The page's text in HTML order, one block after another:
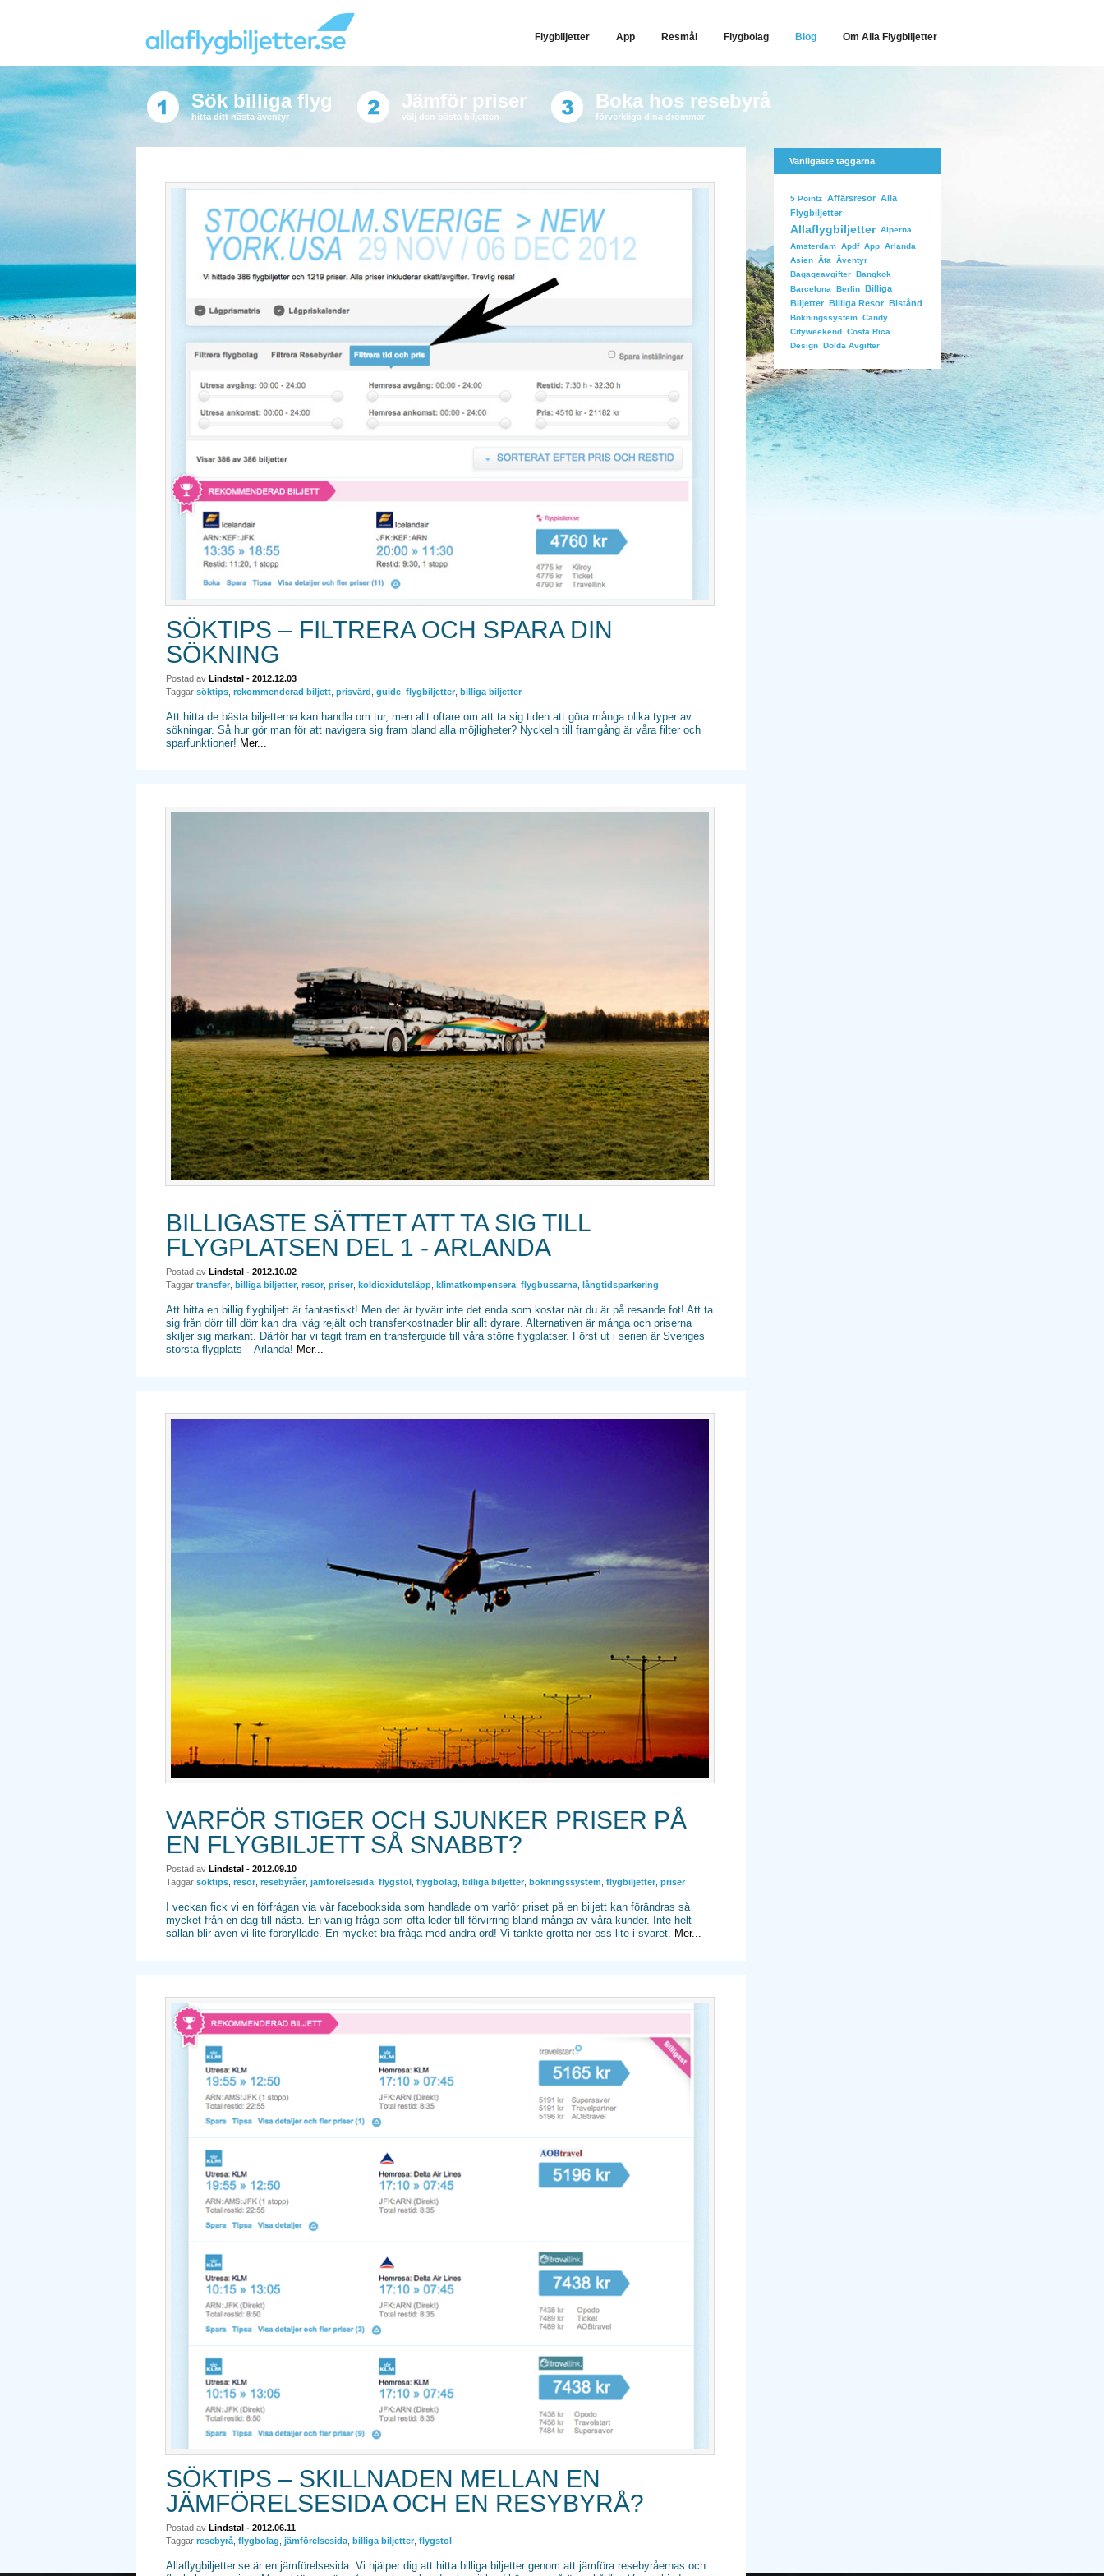
Flygbiljetter App Resmål Flygbolag Blog Om Alla Flygbiljetter
Sök billiga flyg
hitta ditt nästa äventyr
Jämför priser
välj den bästa biljetten
Boka hos resebyrå
förverkliga dina drömmar
SÖKTIPS – FILTRERA OCH SPARA DIN
SÖKNING
Postad av Lindstal - 2012.12.03
Taggar söktips,rekommenderad biljett,prisvärd ,guide,flygbiljetter, billiga biljetter
Att hitta de bästa biljetterna kan handla om tur, men allt oftare om att ta sig tiden att göra många olika typer av
sökningar. Så hur gör man för att navigera sig fram bland alla möjligheter? Nyckeln till framgång är våra filter och
sparfunktioner! Mer...
BILLIGASTE SÄTTET ATT TA SIG TILL
FLYGPLATSEN DEL 1 - ARLANDA
Postad avLindstal - 2012.10.02
Taggar transfer ,billiga biljetter ,resor ,priser ,koldioxidutsläpp ,klimatkompensera ,flygbussarna ,långtidsparkering
Att hitta en billig flygbiljett är fantastiskt! Men det är tyvärr inte det enda som kostar när du är på resande fot! Att ta
sig från dörr till dörr kan dra iväg rejält och transferkostnader blir allt dyrare. Alternativen är många och priserna
skiljer sig markant. Därför har vi tagit fram en transferguide till våra större flygplatser. Först ut i serien är Sveriges
största flygplats – Arlanda! Mer...
VARFÖR STIGER OCH SJUNKER PRISER PÅ
EN FLYGBILJETT SÅ SNABBT?
Postad avLindstal - 2012.09.10
Taggar söktips ,resor ,resebyråer ,jämförelsesida ,flygstol ,flygbolag ,billiga biljetter ,bokningssystem ,flygbiljetter ,priser
I veckan fick vi en förfrågan via vår facebooksida som handlade om varför priset på en biljett kan förändras så
mycket från en dag till nästa. En vanlig fråga som ofta leder till förvirring bland många av våra kunder. Inte helt
sällan blir även vi lite förbryllade. En mycket bra fråga med andra ord! Vi tänkte grotta ner oss lite i svaret.
Mer...
SÖKTIPS – SKILLNADEN MELLAN EN
JÄMFÖRELSESIDA OCH EN RESYBYRÅ?
Postad avLindstal - 2012.06.11
Taggar resebyrå ,flygbolag ,jämförelsesida ,billiga biljetter ,flygstol
Allaflygbiljetter.se är en jämförelsesida. Vi hjälper dig att hitta billiga biljetter genom att jämföra resebyråernas och
Vanligaste taggarna
5 Pointz Affärsresor Alla
Flygbiljetter
Allaflygbiljetter Alperna
Amsterdam Apdf App Arlanda
Asien Äta
Äventyr
Bagageavgifter Bangkok
Barcelona
Berlin Billiga
Biljetter Billiga Resor Bistånd
Bokningssystem Candy
Cityweekend Costa Rica
Design Dolda Avgifter